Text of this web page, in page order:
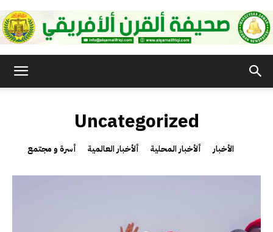
القرن
Uncategorized
أسرة و مجتمع ألأخبار العالمية ألأخبار المحلية الأخبار